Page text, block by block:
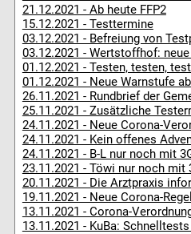
21.12.2021 - Ab heute FFP2
15.12.2021 - Testtermine
03.12.2021 - Befreiung von
03.12.2021 - Wertstoffhof: neue
01.12.2021 - Testen, testen,
01.12.2021 - Neue Warnstufe
26.11.2021 - Rundbrief der
25.11.2021 - Zusätzliche
24.11.2021 - Neue Corona-
24.11.2021 - Kein offenes
24.11.2021 - B-L nur noch mit
23.11.2021 - Töwi nur noch mit
20.11.2021 - Die Arztpraxis
19.11.2021 - Neue Corona-
13.11.2021 - Corona-
13.11.2021 - KuBa: